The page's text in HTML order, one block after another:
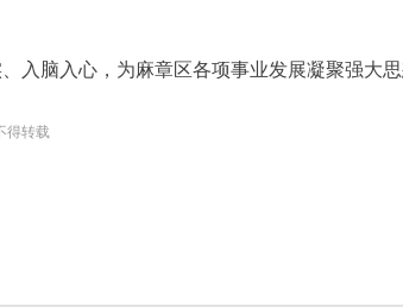
入脑入心，为麻章区各项事业发展凝聚强大思
得转载